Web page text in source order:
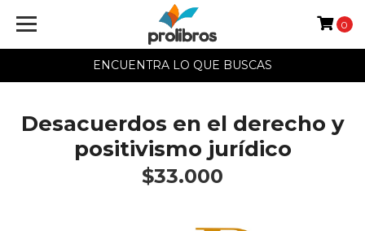
ENCUENTRA LO QUE BUSCAS
0
Desacuerdos en el derecho y
positivismo jurídico
$33.000